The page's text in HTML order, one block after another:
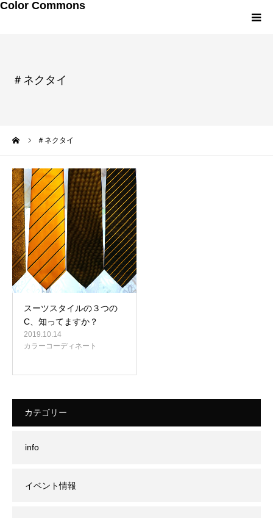
Color Commons
＃ネクタイ
＃ネクタイ
スーツスタイルの３つの
C、知ってますか？
2019.10.14
カラーコーディネート
カテゴリー
info
イベント情報
研修・講演メニュー
メルマガ・書籍